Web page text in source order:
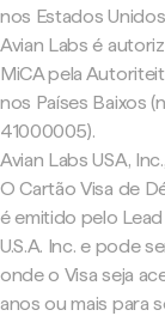
nos Estados Unidos
Avian Labs é
MiCA pela
nos Países Baixos
41000005).
Avian Labs USA,
O Cartão Visa de
é emitido pelo
U.S.A. Inc. e pode
onde o Visa seja
anos ou mais para